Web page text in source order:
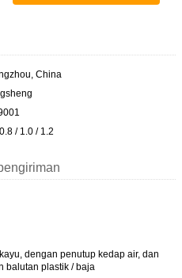
China
/ 1.0 / 1.2
dengan penutup kedap air, dan
balutan plastik / baja